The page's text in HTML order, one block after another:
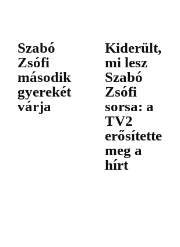
Szabó
Zsófi
második
gyerekét
várja
Kiderült,
mi lesz
Szabó
Zsófi
sorsa: a
TV2
erősítette
meg a
hírt